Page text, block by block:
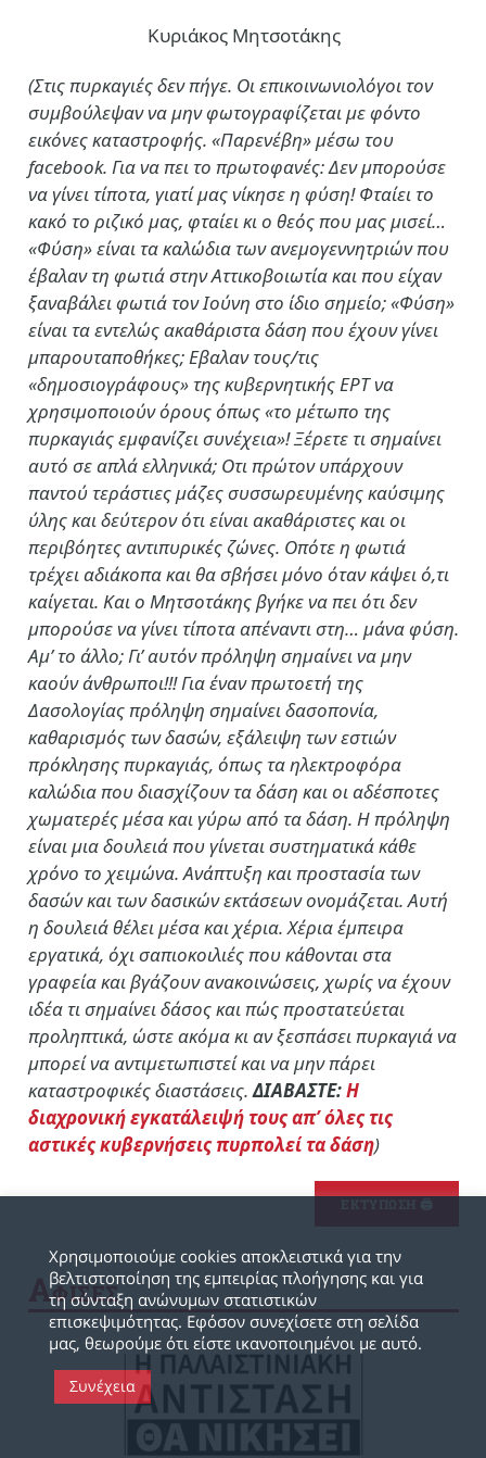
Κυριάκος Μητσοτάκης
(Στις πυρκαγιές δεν πήγε. Οι επικοινωνιολόγοι τον
συμβούλεψαν να μην φωτογραφίζεται με φόντο
εικόνες καταστροφής. «Παρενέβη» μέσω του
facebook. Για να πει το πρωτοφανές: Δεν μπορούσε
να γίνει τίποτα, γιατί μας νίκησε η φύση! Φταίει το
κακό το ριζικό μας, φταίει κι ο θεός που μας μισεί…
«Φύση» είναι τα καλώδια των ανεμογεννητριών που
έβαλαν τη φωτιά στην Αττικοβοιωτία και που είχαν
ξαναβάλει φωτιά τον Ιούνη στο ίδιο σημείο; «Φύση»
είναι τα εντελώς ακαθάριστα δάση που έχουν γίνει
μπαρουταποθήκες; Εβαλαν τους/τις
«δημοσιογράφους» της κυβερνητικής ΕΡΤ να
χρησιμοποιούν όρους όπως «το μέτωπο της
πυρκαγιάς εμφανίζει συνέχεια»! Ξέρετε τι σημαίνει
αυτό σε απλά ελληνικά; Οτι πρώτον υπάρχουν
παντού τεράστιες μάζες συσσωρευμένης καύσιμης
ύλης και δεύτερον ότι είναι ακαθάριστες και οι
περιβόητες αντιπυρικές ζώνες. Οπότε η φωτιά
τρέχει αδιάκοπα και θα σβήσει μόνο όταν κάψει ό,τι
καίγεται. Και ο Μητσοτάκης βγήκε να πει ότι δεν
μπορούσε να γίνει τίποτα απέναντι στη… μάνα φύση.
Αμ’ το άλλο; Γι’ αυτόν πρόληψη σημαίνει να μην
καούν άνθρωποι!!! Για έναν πρωτοετή της
Δασολογίας πρόληψη σημαίνει δασοπονία,
καθαρισμός των δασών, εξάλειψη των εστιών
πρόκλησης πυρκαγιάς, όπως τα ηλεκτροφόρα
καλώδια που διασχίζουν τα δάση και οι αδέσποτες
χωματερές μέσα και γύρω από τα δάση. Η πρόληψη
είναι μια δουλειά που γίνεται συστηματικά κάθε
χρόνο το χειμώνα. Ανάπτυξη και προστασία των
δασών και των δασικών εκτάσεων ονομάζεται. Αυτή
η δουλειά θέλει μέσα και χέρια. Χέρια έμπειρα
εργατικά, όχι σαπιοκοιλιές που κάθονται στα
γραφεία και βγάζουν ανακοινώσεις, χωρίς να έχουν
ιδέα τι σημαίνει δάσος και πώς προστατεύεται
προληπτικά, ώστε ακόμα κι αν ξεσπάσει πυρκαγιά να
μπορεί να αντιμετωπιστεί και να μην πάρει
καταστροφικές διαστάσεις.ΔΙΑΒΑΣΤΕ:Η
διαχρονική εγκατάλειψή τους απ’ όλες τις
αστικές κυβερνήσεις πυρπολεί τα δάση)
ΑΦΙΣΕΣ
Χρησιμοποιούμε cookies αποκλειστικά για την
βελτιστοποίηση της εμπειρίας πλοήγησης και για
τη σύνταξη ανώνυμων στατιστικών
επισκεψιμότητας. Εφόσον συνεχίσετε στη σελίδα
μας, θεωρούμε ότι είστε ικανοποιημένοι με αυτό.
Συνέχεια